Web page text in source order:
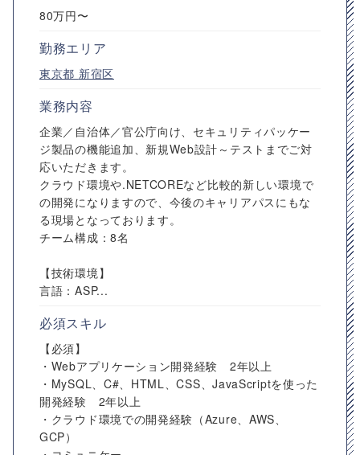
80万円〜
勤務エリア
東京都 新宿区
業務内容
企業／自治体／官公庁向け、セキュリティパッケー
ジ製品の機能追加、新規Web設計～テストまでご対
応いただきます。
クラウド環境や.NETCOREなど比較的新しい環境で
の開発になりますので、今後のキャリアパスにもな
る現場となっております。
チーム構成：8名
【技術環境】
言語：ASP...
必須スキル
【必須】
・Webアプリケーション開発経験 2年以上
・MySQL、C#、HTML、CSS、JavaScriptを使った
開発経験 2年以上
・クラウド環境での開発経験（Azure、AWS、
GCP）